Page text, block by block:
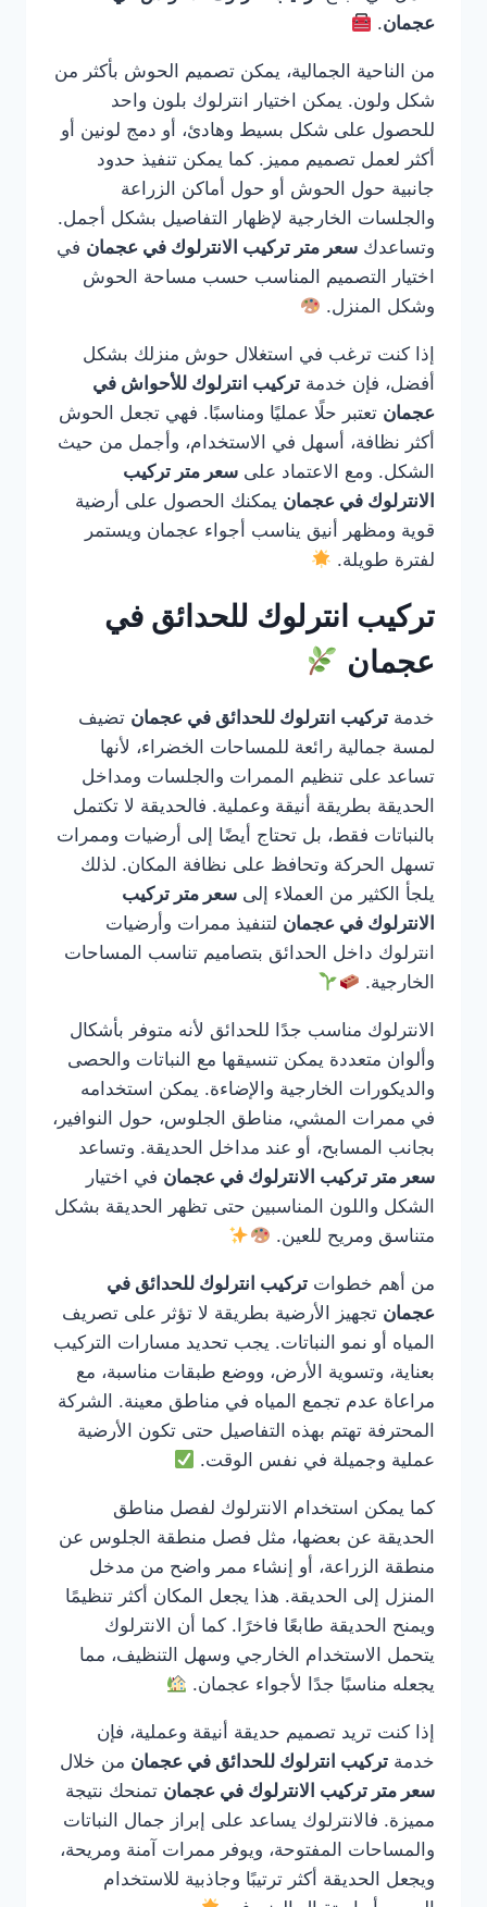
عجمان.
من الناحية الجمالية، يمكن تصميم الحوش بأكثر من
شكل ولون. يمكن اختيار انترلوك بلون واحد
للحصول على شكل بسيط وهادئ، أو دمج لونين أو
أكثر لعمل تصميم مميز. كما يمكن تنفيذ حدود
جانبية حول الحوش أو حول أماكن الزراعة
والجلسات الخارجية لإظهار التفاصيل بشكل أجمل.
وتساعدك سعر متر تركيب الانترلوك في عجمان في
اختيار التصميم المناسب حسب مساحة الحوش
وشكل المنزل.
إذا كنت ترغب في استغلال حوش منزلك بشكل
أفضل، فإن خدمة تركيب انترلوك للأحواش في
عجمان تعتبر حلًا عمليًا ومناسبًا. فهي تجعل الحوش
أكثر نظافة، أسهل في الاستخدام، وأجمل من حيث
الشكل. ومع الاعتماد على سعر متر تركيب
الانترلوك في عجمان يمكنك الحصول على أرضية
قوية ومظهر أنيق يناسب أجواء عجمان ويستمر
لفترة طويلة.
تركيب انترلوك للحدائق في
عجمان
خدمة تركيب انترلوك للحدائق في عجمان تضيف
لمسة جمالية رائعة للمساحات الخضراء، لأنها
تساعد على تنظيم الممرات والجلسات ومداخل
الحديقة بطريقة أنيقة وعملية. فالحديقة لا تكتمل
بالنباتات فقط، بل تحتاج أيضًا إلى أرضيات وممرات
تسهل الحركة وتحافظ على نظافة المكان. لذلك
يلجأ الكثير من العملاء إلى سعر متر تركيب
الانترلوك في عجمان لتنفيذ ممرات وأرضيات
انترلوك داخل الحدائق بتصاميم تناسب المساحات
الخارجية.
الانترلوك مناسب جدًا للحدائق لأنه متوفر بأشكال
وألوان متعددة يمكن تنسيقها مع النباتات والحصى
والديكورات الخارجية والإضاءة. يمكن استخدامه
في ممرات المشي، مناطق الجلوس، حول النوافير،
بجانب المسابح، أو عند مداخل الحديقة. وتساعد
سعر متر تركيب الانترلوك في عجمان في اختيار
الشكل واللون المناسبين حتى تظهر الحديقة بشكل
متناسق ومريح للعين.
من أهم خطوات تركيب انترلوك للحدائق في
عجمان تجهيز الأرضية بطريقة لا تؤثر على تصريف
المياه أو نمو النباتات. يجب تحديد مسارات التركيب
بعناية، وتسوية الأرض، ووضع طبقات مناسبة، مع
مراعاة عدم تجمع المياه في مناطق معينة. الشركة
المحترفة تهتم بهذه التفاصيل حتى تكون الأرضية
عملية وجميلة في نفس الوقت.
كما يمكن استخدام الانترلوك لفصل مناطق
الحديقة عن بعضها، مثل فصل منطقة الجلوس عن
منطقة الزراعة، أو إنشاء ممر واضح من مدخل
المنزل إلى الحديقة. هذا يجعل المكان أكثر تنظيمًا
ويمنح الحديقة طابعًا فاخرًا. كما أن الانترلوك
يتحمل الاستخدام الخارجي وسهل التنظيف، مما
يجعله مناسبًا جدًا لأجواء عجمان.
إذا كنت تريد تصميم حديقة أنيقة وعملية، فإن
خدمة تركيب انترلوك للحدائق في عجمان من خلال
سعر متر تركيب الانترلوك في عجمان تمنحك نتيجة
مميزة. فالانترلوك يساعد على إبراز جمال النباتات
والمساحات المفتوحة، ويوفر ممرات آمنة ومريحة،
ويجعل الحديقة أكثر ترتيبًا وجاذبية للاستخدام